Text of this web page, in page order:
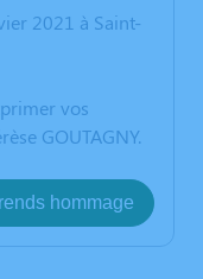
2021 à Saint-
vos
GOUTAGNY.
hommage